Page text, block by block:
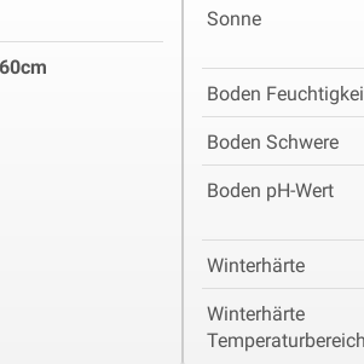
Sonne
Boden
Boden Schwere
Boden pH-Wert
Winterhärte
Winterhärte
Temperaturbereich